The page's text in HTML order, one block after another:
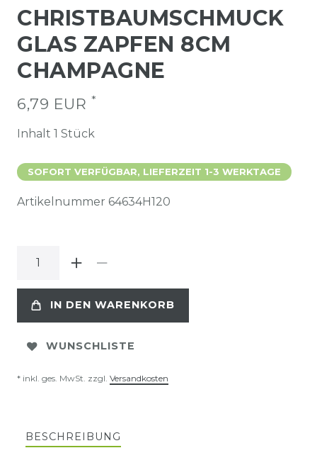
CHRISTBAUMSCHMUCK
GLAS ZAPFEN 8CM
CHAMPAGNE
6,79 EUR *
Inhalt 1 Stück
SOFORT VERFÜGBAR, LIEFERZEIT 1-3 WERKTAGE
Artikelnummer 64634H120
IN DEN WARENKORB
WUNSCHLISTE
* inkl. ges. MwSt. zzgl. Versandkosten
BESCHREIBUNG